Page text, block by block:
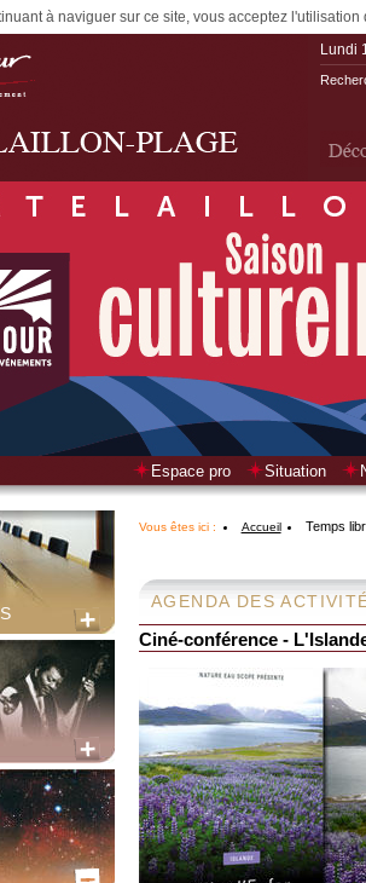
à naviguer sur ce site, vous acceptez
Lundi
Espace pro Situation
Vous êtes ici : Accueil Temps
AGENDA DES
Ciné-conférence -